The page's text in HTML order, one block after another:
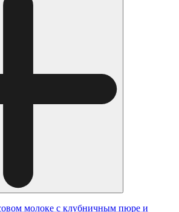
молоке с клубничным пюре и